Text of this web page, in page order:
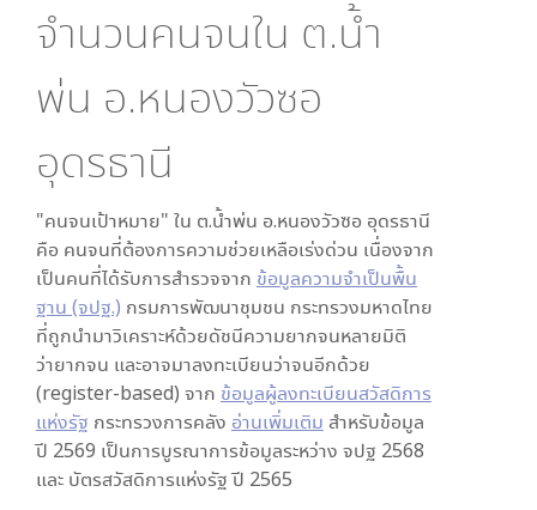
จำนวนคนจนใน ต.น้ำ
พ่น อ.หนองวัวซอ
อุดรธานี
"คนจนเป้าหมาย" ใน ต.น้ำพ่น อ.หนองวัวซอ อุดรธานี
คือ คนจนที่ต้องการความช่วยเหลือเร่งด่วน เนื่องจาก
เป็นคนที่ได้รับการสำรวจจาก ข้อมูลความจำเป็นพื้น
ฐาน (จปฐ.) กรมการพัฒนาชุมชน กระทรวงมหาดไทย
ที่ถูกนำมาวิเคราะห์ด้วยดัชนีความยากจนหลายมิติ
ว่ายากจน และอาจมาลงทะเบียนว่าจนอีกด้วย
(register-based) จาก ข้อมูลผู้ลงทะเบียนสวัสดิการ
แห่งรัฐ กระทรวงการคลัง อ่านเพิ่มเติม สำหรับข้อมูล
ปี 2569 เป็นการบูรณาการข้อมูลระหว่าง จปฐ 2568
และ บัตรสวัสดิการแห่งรัฐ ปี 2565